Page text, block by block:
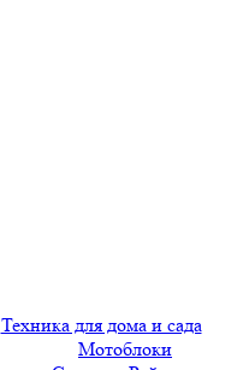
Техника для дома и сада
Мотоблоки